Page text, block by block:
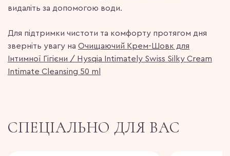
видаліть за допомогою води.
Для підтримки чистоти та комфорту протягом дня
зверніть увагу на ​Очищаючий Крем-Шовк для
Інтимної Гігієни / Hysqia Intimately Swiss Silky Cream
Intimate Cleansing 50 ml
СПЕЦІАЛЬНО ДЛЯ ВАС